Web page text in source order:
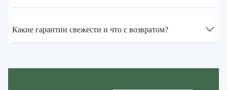
Какие гарантии свежести и что с возвратом?